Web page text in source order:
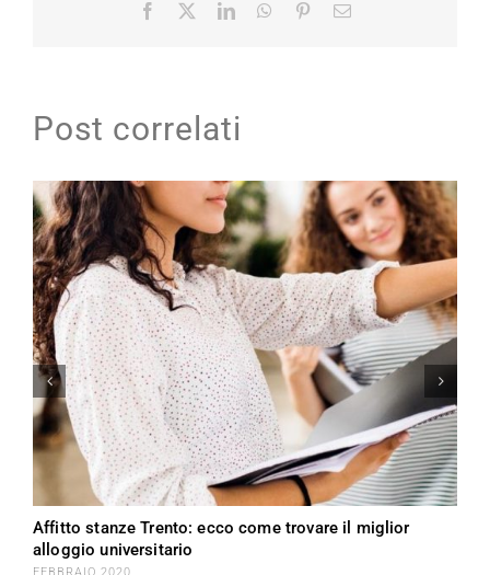
Facebook LinkedInWhatsApp
PinterestEmail
Post correlati
Affitto stanze Trento: ecco come trovare il miglior
alloggio universitario
FEBBRAIO 2020